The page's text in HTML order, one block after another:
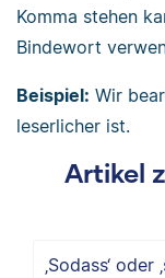
Komma stehen
Bindewort
Beispiel: Wir
leserlicher ist.
Artikel
‚Sodass‘ oder